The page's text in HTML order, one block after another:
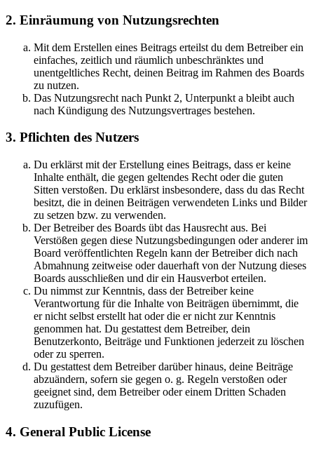
2. Einräumung von Nutzungsrechten
Mit dem Erstellen eines Beitrags erteilst du dem Betreiber ein
einfaches, zeitlich und räumlich unbeschränktes und
unentgeltliches Recht, deinen Beitrag im Rahmen des Boards
zu nutzen.
Das Nutzungsrecht nach Punkt 2, Unterpunkt a bleibt auch
nach Kündigung des Nutzungsvertrages bestehen.
3. Pflichten des Nutzers
Du erklärst mit der Erstellung eines Beitrags, dass er keine
Inhalte enthält, die gegen geltendes Recht oder die guten
Sitten verstoßen. Du erklärst insbesondere, dass du das Recht
besitzt, die in deinen Beiträgen verwendeten Links und Bilder
zu setzen bzw. zu verwenden.
Der Betreiber des Boards übt das Hausrecht aus. Bei
Verstößen gegen diese Nutzungsbedingungen oder anderer im
Board veröffentlichten Regeln kann der Betreiber dich nach
Abmahnung zeitweise oder dauerhaft von der Nutzung dieses
Boards ausschließen und dir ein Hausverbot erteilen.
Du nimmst zur Kenntnis, dass der Betreiber keine
Verantwortung für die Inhalte von Beiträgen übernimmt, die
er nicht selbst erstellt hat oder die er nicht zur Kenntnis
genommen hat. Du gestattest dem Betreiber, dein
Benutzerkonto, Beiträge und Funktionen jederzeit zu löschen
oder zu sperren.
Du gestattest dem Betreiber darüber hinaus, deine Beiträge
abzuändern, sofern sie gegen o. g. Regeln verstoßen oder
geeignet sind, dem Betreiber oder einem Dritten Schaden
zuzufügen.
4. General Public License